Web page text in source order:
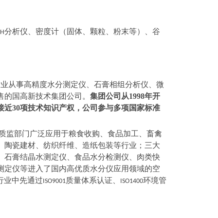
分析仪、密度计（固体、颗粒、粉末等）、谷
从事高精度水分测定仪、石膏相组分析仪、微
国高新技术集团公司。 集团公司从1998年开
30项技术知识产权，公司参与多项国家标准
监部门广泛应用于粮食收购、食品加工、畜禽
瓷建材、纺织纤维、造纸包装等行业；三大
膏结晶水测定仪、食品水分检测仪、肉类快
仪等进入了国内高优质水分仪应用领域的空
业中先通过ISO9001质量体系认证、 ISO1400环境管